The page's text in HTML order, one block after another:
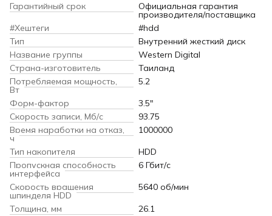
Гарантийный срок
Официальная гарантия
производителя/поставщика
#Хештеги
#hdd
Тип
Внутренний жесткий диск
Название группы
Western Digital
Страна-изготовитель
Таиланд
Потребляемая мощность,
Вт
5.2
Форм-фактор
3.5"
Скорость записи, Мб/с
93.75
Время наработки на отказ,
ч
1000000
Тип накопителя
HDD
Пропускная способность
интерфейса
6 Гбит/с
Скорость вращения
шпинделя HDD
5640 об/мин
Толщина, мм
26.1